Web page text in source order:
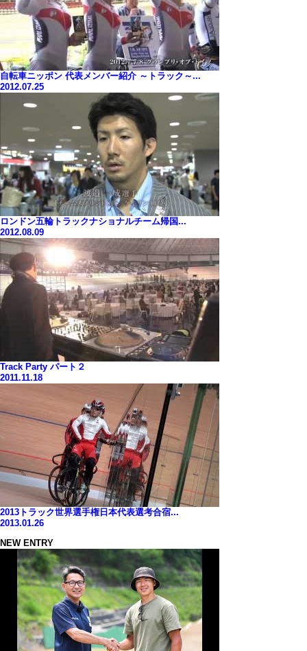
自転車ニッポン 代表メンバー紹介 ～トラック～...
2012.07.25
ロンドン五輪トラックナショナルチーム帰国...
2012.08.09
Track Party パート２
2011.11.18
2013トラック世界選手権日本代表選考合宿...
2013.01.26
NEW ENTRY